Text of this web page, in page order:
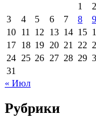
1
2
3
4 5 6 7 8
9
10 11 12 13 14 15
17 18 19 20 21 22
24 25 26 27 28 29
31
« Июл
Рубрики